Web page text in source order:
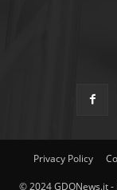
Privacy Policy
© 2024 GDONews.it -